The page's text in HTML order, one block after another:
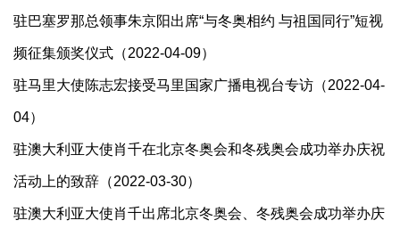
驻巴塞罗那总领事朱京阳出席“与冬奥相约 与祖国同行”短视
频征集颁奖仪式（2022-04-09）
驻马里大使陈志宏接受马里国家广播电视台专访（2022-04-
04）
驻澳大利亚大使肖千在北京冬奥会和冬残奥会成功举办庆祝
活动上的致辞（2022-03-30）
驻澳大利亚大使肖千出席北京冬奥会、冬残奥会成功举办庆